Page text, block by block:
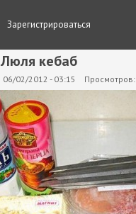
Зарегистрироваться
Люля кебаб
06/02/2012 - 03:15 Просмотров: